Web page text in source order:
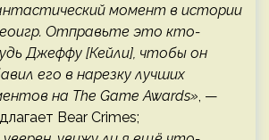
момент в истории
Отправьте это кто-
Джеффу [Кейли], чтобы он
его в нарезку лучших
на The Game Awards», —
Bear Crimes;